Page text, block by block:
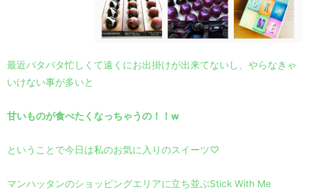
最近バタバタ忙しくて遠くにお出掛けが出来てないし、やらなきゃ
いけない事が多いと
甘いものが食べたくなっちゃうの！！w
ということで今日は私のお気に入りのスイーツ♡
マンハッタンのショッピングエリアに立ち並ぶStick With Me